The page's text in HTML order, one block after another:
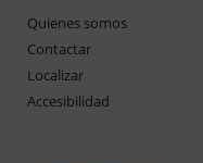
Quienes somos
Contactar
Localizar
Accesibilidad